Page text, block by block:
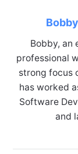
Bobby, an
professional
strong focus
has worked
Software
and